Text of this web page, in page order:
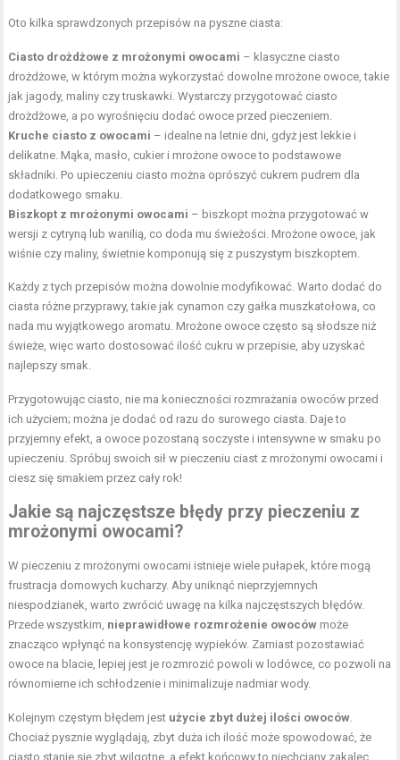
Oto kilka sprawdzonych przepisów na pyszne ciasta:
Ciasto drożdżowe z mrożonymi owocami – klasyczne ciasto
drożdżowe, w którym można wykorzystać dowolne mrożone owoce, takie
jak jagody, maliny czy truskawki. Wystarczy przygotować ciasto
drożdżowe, a po wyrośnięciu dodać owoce przed pieczeniem.
Kruche ciasto z owocami – idealne na letnie dni, gdyż jest lekkie i
delikatne. Mąka , masło, cukier i mrożone owoce to podstawowe
składniki. Po upieczeniu ciasto można oprószyć cukrem pudrem dla
dodatkowego smaku.
Biszkopt z mrożonymi owocami – biszkopt można przygotować w
wersji z cytryną lub wanilią, co doda mu świeżości. Mrożone owoce, jak
wiśnie czy maliny, świetnie komponują się z puszystym biszkoptem.
Każdy z tych przepisów można dowolnie modyfikować. Warto dodać do
ciasta różne przyprawy, takie jak cynamon czy gałka muszkatołowa, co
nada mu wyjątkowego aromatu. Mrożone owoce często są słodsze niż
świeże, więc warto dostosować ilość cukru w przepisie, aby uzyskać
najlepszy smak.
Przygotowując ciasto, nie ma konieczności rozmrażania owoców przed
ich użyciem; można je dodać od razu do surowego ciasta. Daje to
przyjemny efekt, a owoce pozostaną soczyste i intensywne w smaku po
upieczeniu. Spróbuj swoich sił w pieczeniu ciast z mrożonymi owocami i
ciesz się smakiem przez cały rok!
Jakie są najczęstsze błędy przy pieczeniu z
mrożonymi owocami?
W pieczeniu z mrożonymi owocami istnieje wiele pułapek, które mogą
frustracja domowych kucharzy. Aby uniknąć nieprzyjemnych
niespodzianek, warto zwrócić uwagę na kilka najczęstszych błędów.
Przede wszystkim, nieprawidłowe rozmrożenie owoców może
znacząco wpłynąć na konsystencję wypieków. Zamiast pozostawiać
owoce na blacie, lepiej jest je rozmrozić powoli w lodówce, co pozwoli na
równomierne ich schłodzenie i minimalizuje nadmiar wody.
Kolejnym częstym błędem jest użycie zbyt dużej ilości owoców
Chociaż pysznie wyglądają, zbyt duża ich ilość może spowodować, że
ciasto stanie się zbyt wilgotne, a efekt końcowy to niechciany zakalec.